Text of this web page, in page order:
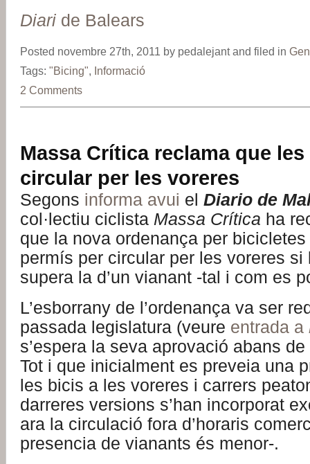
Diari de Balears
Posted novembre 27th, 2011 by pedalejant and filed in
Tags: "Bicing" Informació
2 Comments
Massa Crítica reclama que
circular per les voreres
Segons informa avui el Diario de
col·lectiu ciclista Massa Crítica ha
que la nova ordenança per
permís per circular per les voreres si
supera la d’un vianant -tal i com es
L’esborrany de l’ordenança va ser
passada legislatura (veure entrada a
s’espera la seva aprovació abans de
Tot i que inicialment es preveia una
les bicis a les voreres i carrers
darreres versions s’han incorporat
ara la circulació fora d’horaris
presencia de vianants és menor-.